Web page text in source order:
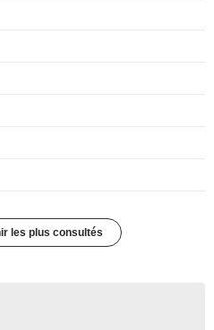
les plus consultés